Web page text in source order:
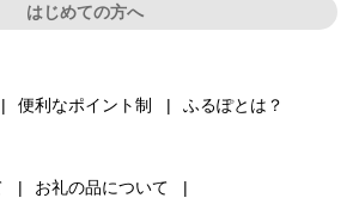
はじめての方へ
便利なポイント制 ふるぽとは？
お礼の品について